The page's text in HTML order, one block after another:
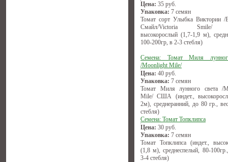
Цена: 35 руб.
Упаковка: 7 семян
Томат сорт Улыбка Виктории /
Смайл/Victoria Smile/
высокорослый (1,7-1,9 м),
100-200гр, в 2-3 стебля)
Семена: Томат Миля
/Moonlight Mile/
Цена: 40 руб.
Упаковка: 7 семян
Томат Миля лунного света /
Mile/ США (индет.,
2м), среднеранний, до 80 гр.,
стебля)
Семена: Томат Топклипса
Цена: 30 руб.
Упаковка: 7 семян
Томат Топклипса (индет.,
(1,8 м), среднеспелый, 80-
3-4 стебля)